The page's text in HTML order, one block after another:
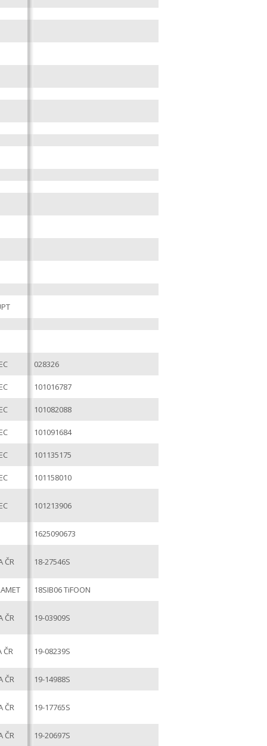
028326
101016787
101082088
101091684
101135175
101158010
101213906
1625090673
ČR 18-27546S
18SIB06 TiFOON
ČR 19-03909S
ČR 19-08239S
ČR 19-14988S
ČR 19-17765S
ČR 19-20697S